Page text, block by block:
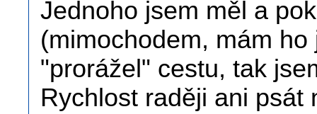
Jednoho jsem měl a
(mimochodem, mám
"prorážel" cestu, tak
Rychlost raději ani